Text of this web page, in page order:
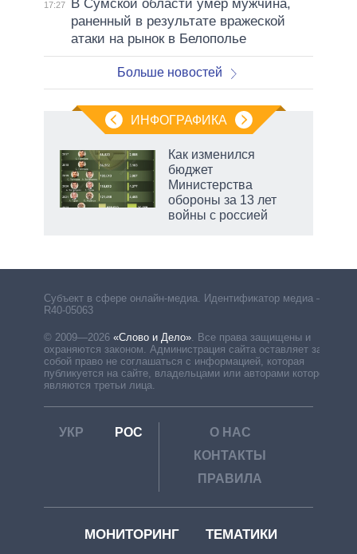
17:27
В Сумской области умер мужчина,
раненный в результате вражеской
атаки на рынок в Белополье
Больше новостей
ИНФОГРАФИКА
Как изменился
бюджет
Министерства
обороны за 13 лет
войны с россией
Субъект в сфере онлайн-медиа. Идентификатор медиа –
R40-05063
© 2009—2026 «Слово и Дело»
Все права защищены и
охраняются законом. Администрация сайта оставляет за
собой право не соглашаться с информацией, которая
публикуется на сайте, владельцами или авторами которой
являются третьи лица.
УКР РОС
О НАС
КОНТАКТЫ
ПРАВИЛА
МОНИТОРИНГ ТЕМАТИКИ